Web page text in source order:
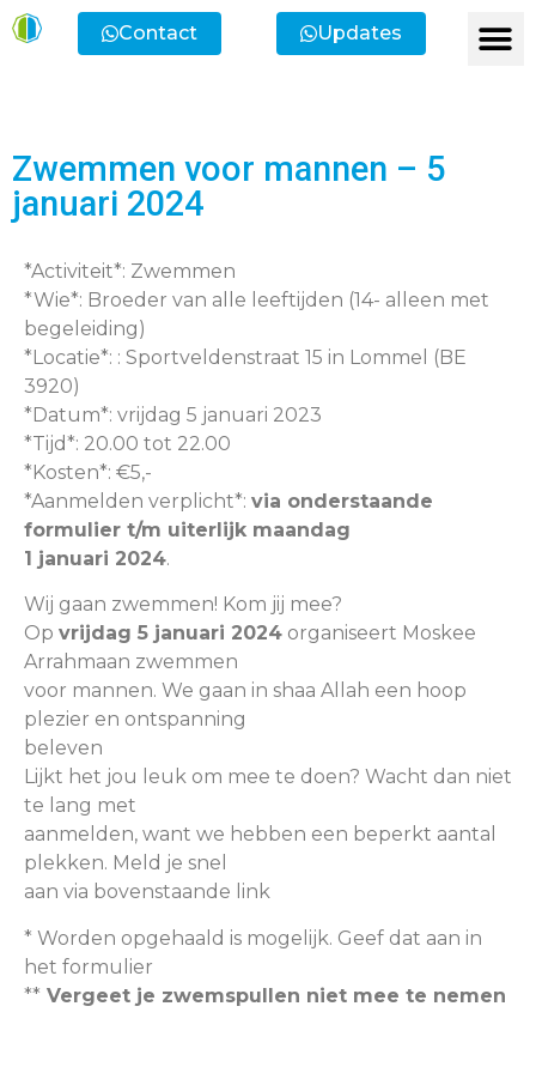
Contact Updates
Zwemmen voor mannen – 5
januari 2024
*Activiteit*: Zwemmen
*Wie*: Broeder van alle leeftijden (14- alleen met
begeleiding)
*Locatie*: : Sportveldenstraat 15 in Lommel (BE
3920)
*Datum*: vrijdag 5 januari 2023
*Tijd*: 20.00 tot 22.00
*Kosten*: €5,-
*Aanmelden verplicht*: via onderstaande
formulier t/m uiterlijk maandag
1 januari 2024.
Wij gaan zwemmen! Kom jij mee?
Op vrijdag 5 januari 2024 organiseert Moskee
Arrahmaan zwemmen
voor mannen. We gaan in shaa Allah een hoop
plezier en ontspanning
beleven
Lijkt het jou leuk om mee te doen? Wacht dan niet
te lang met
aanmelden, want we hebben een beperkt aantal
plekken. Meld je snel
aan via bovenstaande link
* Worden opgehaald is mogelijk. Geef dat aan in
het formulier
** Vergeet je zwemspullen niet mee te nemen